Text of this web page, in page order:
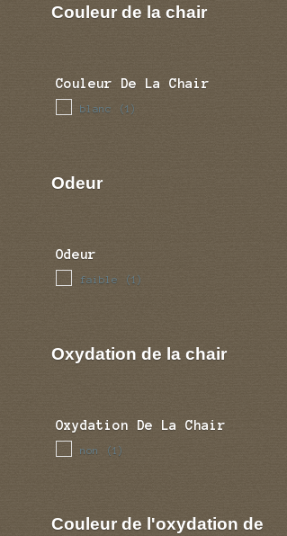
Couleur de la chair
Couleur De La Chair
blanc (1)
Odeur
Odeur
faible (1)
Oxydation de la chair
Oxydation De La Chair
non (1)
Couleur de l'oxydation de